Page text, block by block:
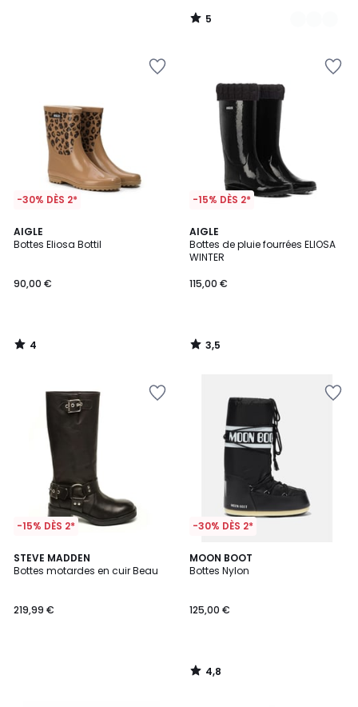
5
/
-30% DÈS 2*
AIGLE
Bottes Eliosa Bottil
90,00 €
4
/
4
/
-15% DÈS 2*
AIGLE
Bottes de pluie fourrées ELIOSA
WINTER
115,00 €
3,5
/ 5
3,5
/
-15% DÈS 2*
STEVE MADDEN
Bottes motardes en cuir Beau
219,99 €
-30% DÈS 2*
MOON BOOT
Bottes Nylon
125,00 €
4,8
/ 5
4,8
/